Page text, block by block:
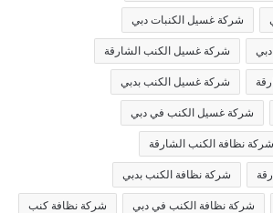
شركة غسيل الكنبات دبي
شركة غسيل الكنب الشارقة
شركة غسيل الكنب بدبي
شركة غسيل الكنب في دبي
شركة نظافة الكنب الشارقة
شركة نظافة الكنب بدبي
شركة نظافة الكنب في دبي شركة نظافة كنب